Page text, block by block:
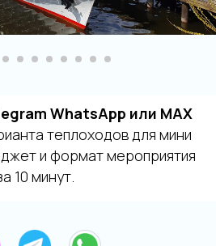
WhatsApp или MAX
теплоходов для мини
и формат мероприятия
10 минут.